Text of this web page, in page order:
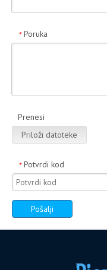
* Poruka
Prenesi
Priloži datoteke
* Potvrdi kod
Pošalji